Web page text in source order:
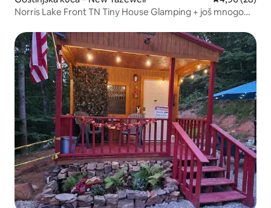
Norris Lake Front TN Tiny House Glamping + još mnogo